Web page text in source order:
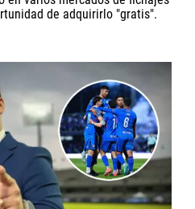
de adquirirlo "gratis".